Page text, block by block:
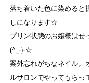
落ち着いた色に染めると
しになります☆
プリン状態のお嬢様はせ
(^_-)-☆
案外忘れがちなネイル。
ルサロンでやってもらっ